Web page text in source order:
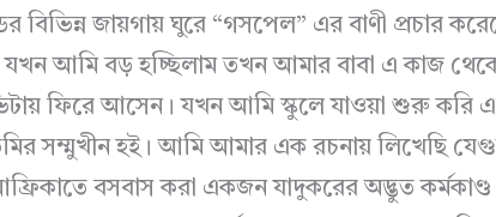
বিভিন্ন জায়গায় ঘুরে “গসপেল” এর বাণী প্রচার
যখন আমি বড় হচ্ছিলাম তখন আমার বাবা এ কাজ
ফিরে আসেন। যখন আমি স্কুলে যাওয়া শুরু করি
সম্মুখীন হই। আমি আমার এক রচনায় লিখেছি
বসবাস করা একজন যাদুকরের অদ্ভুত